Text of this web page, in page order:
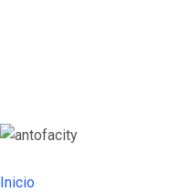
Inicio